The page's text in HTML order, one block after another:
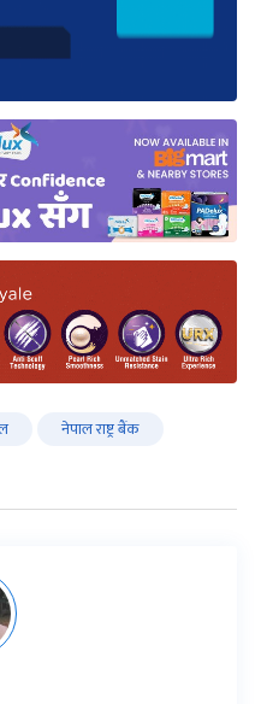
नेपाल राष्ट्र बैंक